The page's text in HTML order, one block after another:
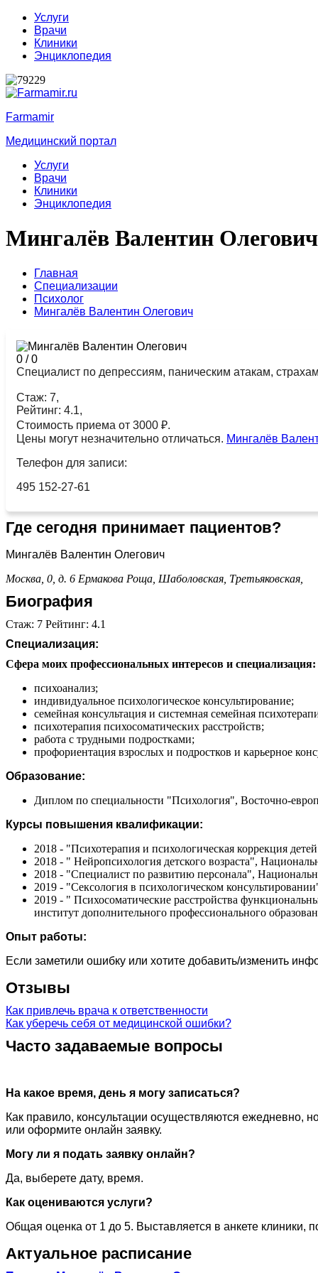
Услуги
Врачи
Клиники
Энциклопедия
Farmamir
Медицинский портал
Услуги
Врачи
Клиники
Энциклопедия
Мингалёв Валентин Олегович
Главная
Специализации
Психолог
Мингалёв Валентин Олегович
0 /0
Специалист по депрессиям, паническим атакам,
Стаж: 7,
Рейтинг: 4.1,
Стоимость приема от 3000 ₽.
Цены могут незначительно отличаться. Мингалёв
Телефон для записи:
495 152-27-61
Где сегодня принимает пациентов?
Мингалёв Валентин Олегович
Москва, 0, д. 6 Ермакова Роща, Шаболовская, Третьяковская,
Биография
Стаж: 7 Рейтинг: 4.1
Специализация:
Сфера моих профессиональных интересов и специализация:
психоанализ;
индивидуальное психологическое консультирование;
семейная консультация и системная семейная
психотерапия психосоматических расстройств;
работа с трудными подростками;
профориентация взрослых и подростков и карьерное
Образование:
Диплом по специальности "Психология", Восточно-
Курсы повышения квалификации:
2018 - "Психотерапия и психологическая коррекция
2018 - " Нейропсихология детского возраста",
2018 - "Специалист по развитию персонала",
2019 - "Сексология в психологическом
2019 - " Психосоматические расстройства
институт дополнительного профессионального
Опыт работы:
Если заметили ошибку или хотите добавить/изменить
Отзывы
Как привлечь врача к ответственности
Как уберечь себя от медицинской ошибки?
Часто задаваемые вопросы
На какое время, день я могу записаться?
Как правило, консультации осуществляются ежедневно,
или оформите онлайн заявку.
Могу ли я подать заявку онлайн?
Да, выберете дату, время.
Как оцениваются услуги?
Общая оценка от 1 до 5. Выставляется в анкете клиники,
Актуальное расписание